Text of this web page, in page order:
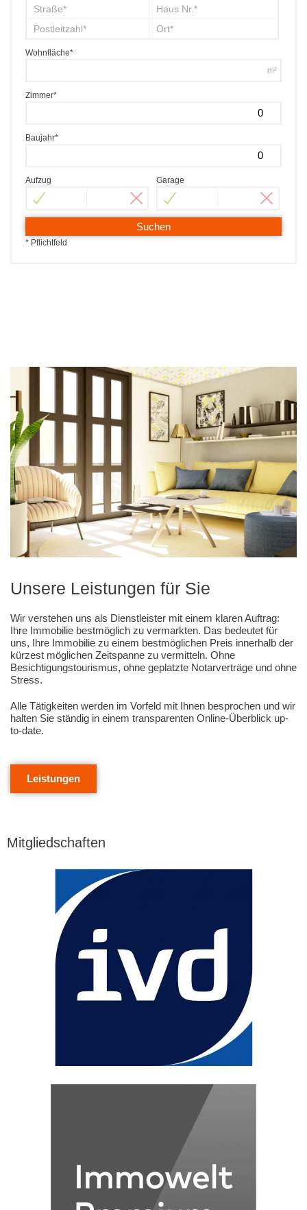
Wohnfläche*
m²
Zimmer*
Baujahr*
Aufzug Garage
Suchen
* Pflichtfeld
Unsere Leistungen für Sie
Wir verstehen uns als Dienstleister mit einem klaren Auftrag:
Ihre Immobilie bestmöglich zu vermarkten. Das bedeutet für
uns, Ihre Immobilie zu einem bestmöglichen Preis innerhalb der
kürzest möglichen Zeitspanne zu vermitteln. Ohne
Besichtigungstourismus, ohne geplatzte Notarverträge und ohne
Stress.
Alle Tätigkeiten werden im Vorfeld mit Ihnen besprochen und wir
halten Sie ständig in einem transparenten Online-Überblick up-
to-date.
Leistungen
Mitgliedschaften